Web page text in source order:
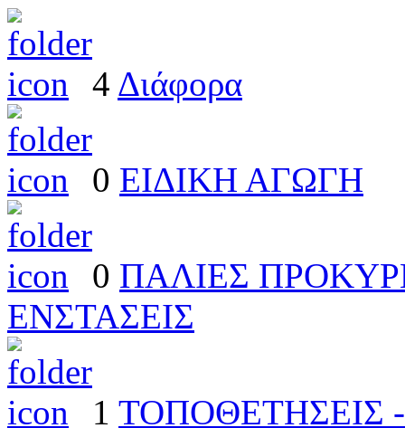
4 Διάφορα
0 ΕΙΔΙΚΗ ΑΓΩΓΗ
0 ΠΑΛΙΕΣ
ΕΝΣΤΑΣΕΙΣ
1 ΤΟΠΟΘΕΤΗΣΕΙΣ